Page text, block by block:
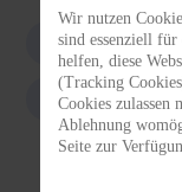
2016
Doppel
Wir nutzen
sind essenziell für
helfen, diese
(Tracking
Cookies zulassen
Ablehnung
Seite zur